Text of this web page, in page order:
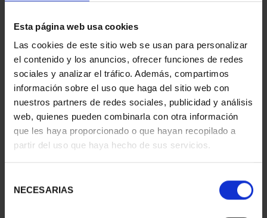
Esta página web usa cookies
Las cookies de este sitio web se usan para personalizar
el contenido y los anuncios, ofrecer funciones de redes
sociales y analizar el tráfico. Además, compartimos
información sobre el uso que haga del sitio web con
nuestros partners de redes sociales, publicidad y análisis
web, quienes pueden combinarla con otra información
que les haya proporcionado o que hayan recopilado a
partir del uso que haya hecho de sus servicios.
NECESARIAS
PATRIMONIO
NACIONAL II - PALACIO
REAL DE...
73,00 €
- ALCALÁ DE HENARES
73,00 €